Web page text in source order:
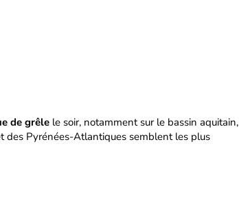
de grêle le soir, notamment sur le bassin aquitain,
des Pyrénées-Atlantiques semblent les plus